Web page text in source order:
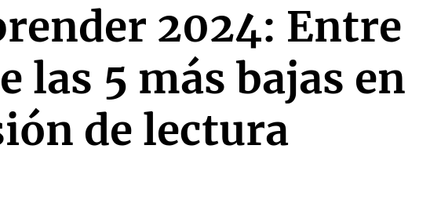
2024: Entre
las 5 más bajas en
de lectura